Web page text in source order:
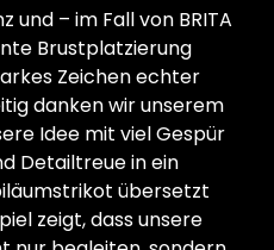
– im Fall von BRITA
Brustplatzierung
Zeichen echter
danken wir unserem
Idee mit viel Gespür
Detailtreue in ein
übersetzt
zeigt, dass unsere